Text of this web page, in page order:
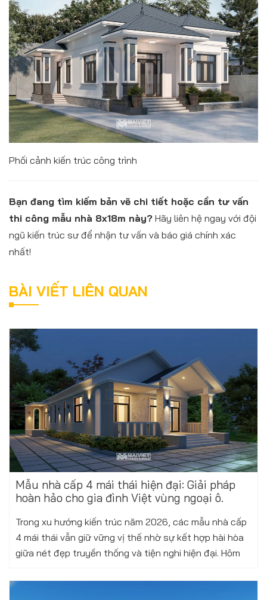
Phối cảnh kiến trúc công trình
Bạn đang tìm kiếm bản vẽ chi tiết hoặc cần tư vấn
thi công mẫu nhà 8x18m này? Hãy liên hệ ngay với đội
ngũ kiến trúc sư để nhận tư vấn và báo giá chính xác
nhất!
BÀI VIẾT LIÊN QUAN
Mẫu nhà cấp 4 mái thái hiện đại: Giải pháp
hoàn hảo cho gia đình Việt vùng ngoại ô.
Trong xu hướng kiến trúc năm 2026, các mẫu nhà cấp
4 mái thái vẫn giữ vững vị thế nhờ sự kết hợp hài hòa
giữa nét đẹp truyền thống và tiện nghi hiện đại. Hôm